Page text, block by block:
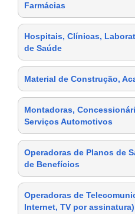
Farmácias
Hospitais, Clínicas,
de Saúde
Material de Construção,
Montadoras,
Serviços Automotivos
Operadoras de Planos de
de Benefícios
Operadoras de
Internet, TV por assinatura)